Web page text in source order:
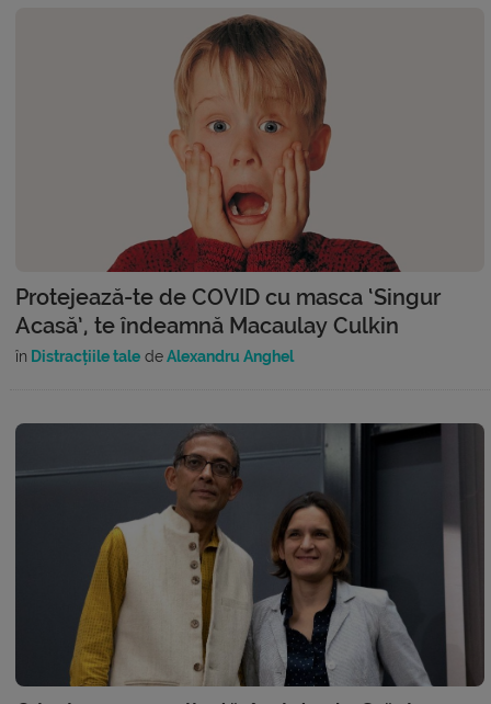
Protejează-te de COVID cu masca ‘Singur
Acasă’, te îndeamnă Macaulay Culkin
în Distracțiile tale deAlexandru Anghel